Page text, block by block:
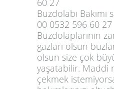
60 27
Buzdolabı
00 0532 596 60 27
Buzdolaplarının
gazları olsun
olsun size çok
yaşatabilir. Maddi
çekmek